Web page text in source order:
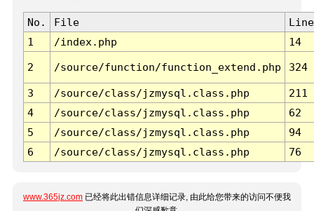
No. File
Line
1
/index.php 14
2 /source/function/function_extend.php 324
3 /source/class/jzmysql.class.php
211
4
/source/class/jzmysql.class.php
62
5
/source/class/jzmysql.class.php
94
6
/source/class/jzmysql.class.php 76
www.365jz.com 已经将此出错信息详细记录, 由此给您带来的访问不便我